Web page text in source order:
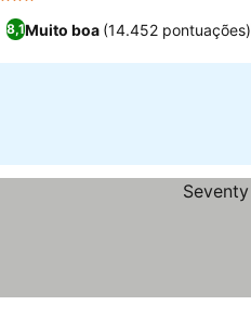
3 Estrelas
8,1Muito boa (14.452 pontuações)